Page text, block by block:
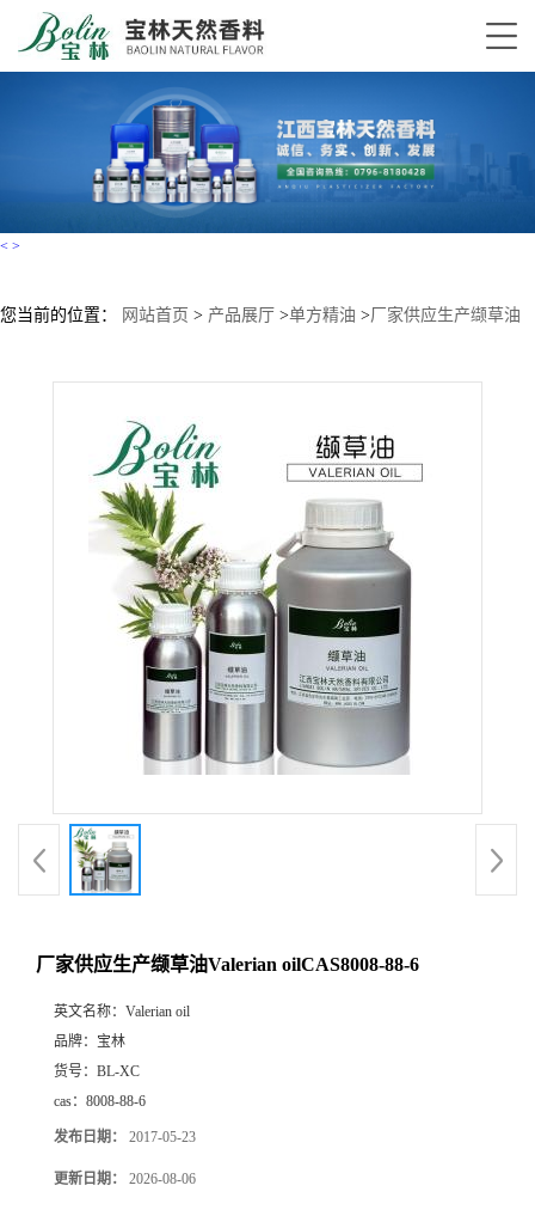
< >
您当前的位置： 网站首页 > 产品展厅 >单方精油 >厂家供应生产缬草油
厂家供应生产缬草油Valerian oilCAS8008-88-6
英文名称： Valerian oil
品牌： 宝林
货号： BL-XC
cas： 8008-88-6
发布日期： 2017-05-23
更新日期： 2026-08-06